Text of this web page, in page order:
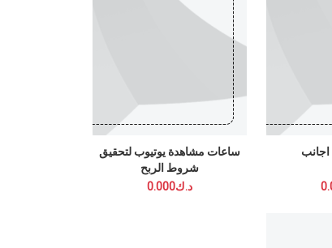
ساعات مشاهدة يوتيوب لتحقيق
شروط الربح